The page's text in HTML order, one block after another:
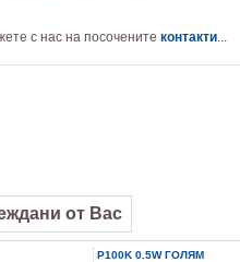
с нас на посочените контакти...
от Вас
P100K 0.5W ГОЛЯМ